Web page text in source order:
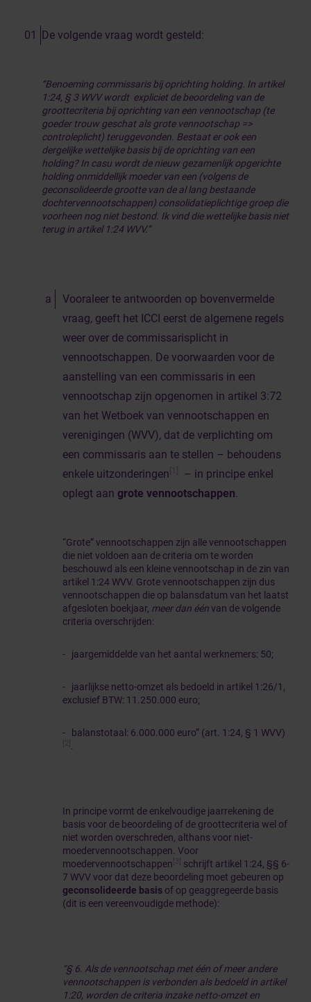
De volgende vraag wordt gesteld:
“Benoeming commissaris bij oprichting holding. In artikel
1:24, § 3 WVV wordt expliciet de beoordeling van de
groottecriteria bij oprichting van een vennootschap (te
goeder trouw geschat als grote vennootschap =>
controleplicht) teruggevonden. Bestaat er ook een
dergelijke wettelijke basis bij de oprichting van een
holding? In casu wordt de nieuw gezamenlijk opgerichte
holding onmiddellijk moeder van een (volgens de
geconsolideerde grootte van de al lang bestaande
dochtervennootschappen) consolidatieplichtige groep die
voorheen nog niet bestond. Ik vind die wettelijke basis niet
terug in artikel 1:24 WVV.”
Vooraleer te antwoorden op bovenvermelde
vraag, geeft het ICCI eerst de algemene regels
weer over de commissarisplicht in
vennootschappen. De voorwaarden voor de
aanstelling van een commissaris in een
vennootschap zijn opgenomen in artikel 3:72
van het Wetboek van vennootschappen en
verenigingen (WVV), dat de verplichting om
een commissaris aan te stellen – behoudens
enkele uitzonderingen
– in principe enkel
oplegt aan grote vennootschappen.
“Grote” vennootschappen zijn alle vennootschappen
die niet voldoen aan de criteria om te worden
beschouwd als een kleine vennootschap in de zin van
artikel 1:24 WVV. Grote vennootschappen zijn dus
vennootschappen die op balansdatum van het laatst
afgesloten boekjaar, meer dan éénvan de volgende
criteria overschrijden:
- jaargemiddelde van het aantal werknemers: 50;
- jaarlijkse netto-omzet als bedoeld in artikel 1:26/1,
exclusief BTW: 11.250.000 euro;
- balanstotaal: 6.000.000 euro” (art. 1:24, § 1 WVV)
[2]
In principe vormt de enkelvoudige jaarrekening de
basis voor de beoordeling of de groottecriteria wel of
niet worden overschreden, althans voor niet-
moedervennootschappen. Voor
moedervennootschappen [3] schrijft artikel 1:24, §§ 6-
7 WVV voor dat deze beoordeling moet gebeuren op
geconsolideerde basis of op geaggregeerde basis
(dit is een vereenvoudigde methode):
“§ 6. Als de vennootschap met één of meer andere
vennootschappen is verbonden als bedoeld in artikel
1:20, worden de criteria inzake netto-omzet en